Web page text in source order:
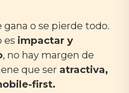
gana o se pierde todo.
es impactar y
, no hay margen de
que ser atractiva,
first.